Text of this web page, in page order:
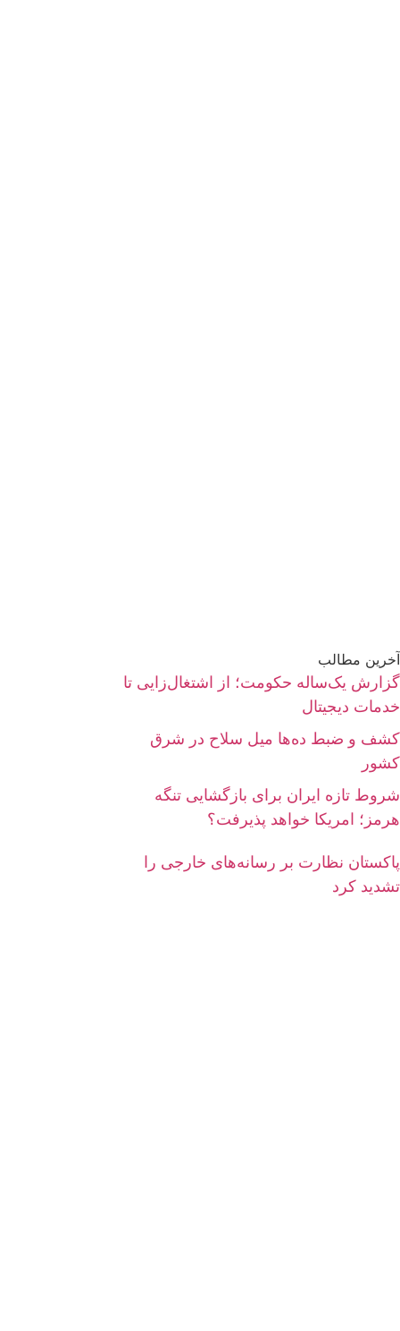
آخرین مطالب
گزارش یک‌ساله حکومت؛ از اشتغال‌زایی تا
خدمات دیجیتال
کشف و ضبط ده‌ها میل سلاح در شرق
کشور
شروط تازه ایران برای بازگشایی تنگه
هرمز؛ امریکا خواهد پذیرفت؟
پاکستان نظارت بر رسانه‌های خارجی را
تشدید کرد